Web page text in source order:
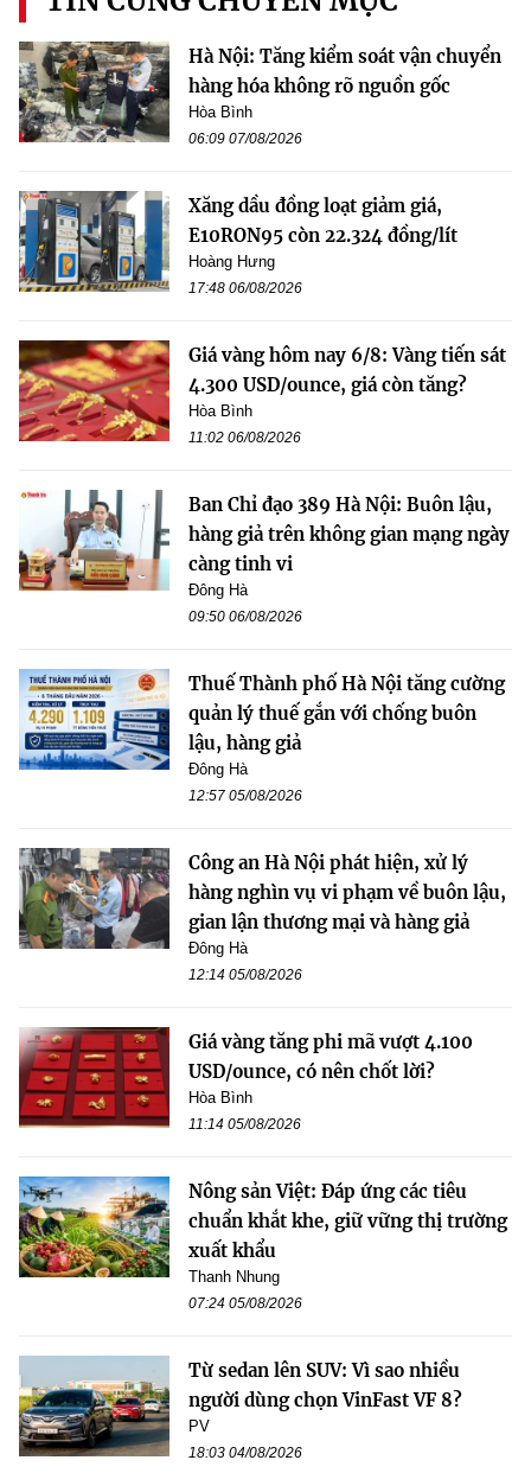
Hà Nội: Tăng kiểm soát vận chuyển
hàng hóa không rõ nguồn gốc
Hòa Bình
06:09 07/08/2026
Xăng dầu đồng loạt giảm giá,
E10RON95 còn 22.324 đồng/lít
Hoàng Hưng
17:48 06/08/2026
Giá vàng hôm nay 6/8: Vàng tiến sát
4.300 USD/ounce, giá còn tăng?
Hòa Bình
11:02 06/08/2026
Ban Chỉ đạo 389 Hà Nội: Buôn lậu,
hàng giả trên không gian mạng ngày
càng tinh vi
Đông Hà
09:50 06/08/2026
Thuế Thành phố Hà Nội tăng cường
quản lý thuế gắn với chống buôn
lậu, hàng giả
Đông Hà
12:57 05/08/2026
Công an Hà Nội phát hiện, xử lý
hàng nghìn vụ vi phạm về buôn lậu,
gian lận thương mại và hàng giả
Đông Hà
12:14 05/08/2026
Giá vàng tăng phi mã vượt 4.100
USD/ounce, có nên chốt lời?
Hòa Bình
11:14 05/08/2026
Nông sản Việt: Đáp ứng các tiêu
chuẩn khắt khe, giữ vững thị trường
xuất khẩu
Thanh Nhung
07:24 05/08/2026
Từ sedan lên SUV: Vì sao nhiều
người dùng chọn VinFast VF 8?
PV
18:03 04/08/2026